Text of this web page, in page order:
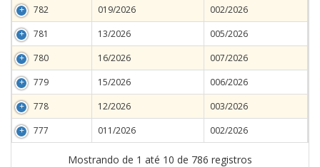
782
019/2026
002/2026
781
13/2026
005/2026
780
16/2026
007/2026
779
15/2026
006/2026
778
12/2026
003/2026
777
011/2026 002/2026
Mostrando de 1 até 10 de 786 registros